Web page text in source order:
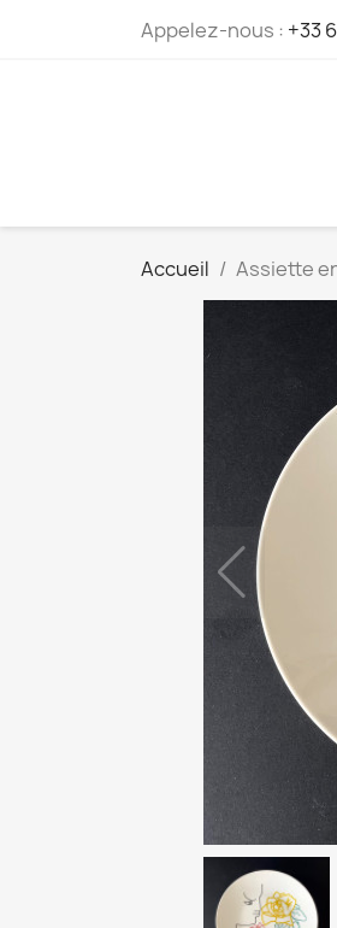
Appelez-nous : +33
Accueil Assiette